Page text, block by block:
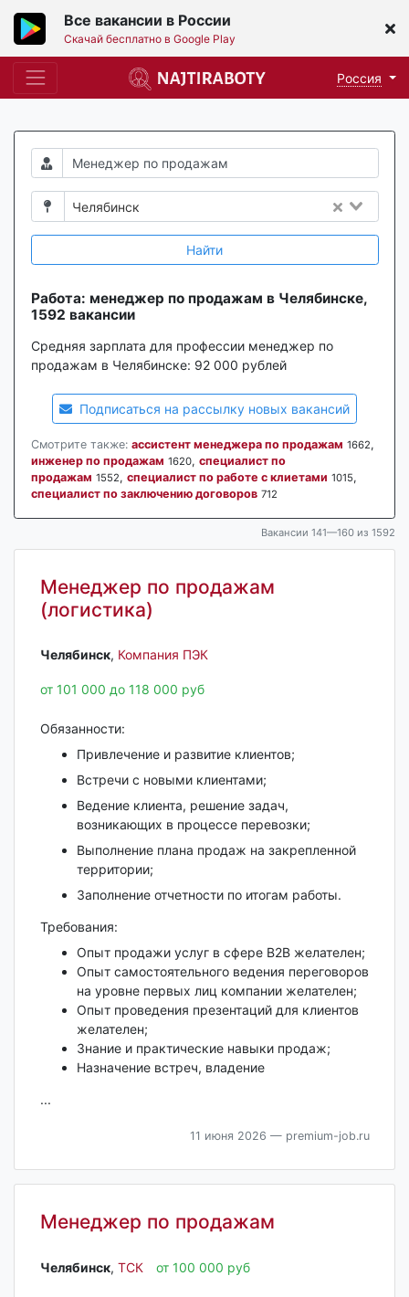
Все вакансии в России
Скачай бесплатно в Google Play
Россия
Челябинск
Найти
Работа: менеджер по продажам в Челябинске,
1592 вакансии
Средняя зарплата для профессии менеджер по
продажам в Челябинске: 92 000 рублей
Подписаться на рассылку новых вакансий
Смотрите также: ассистент менеджера по продажам 1662,
инженер по продажам 1620, специалист по
продажам 1552, специалист по работе с клиетами 1015,
специалист по заключению договоров 712
Вакансии 141—160 из 1592
Менеджер по продажам
(логистика)
Челябинск‎, Компания ПЭК
от 101 000 до 118 000 руб
Обязанности:
Привлечение и развитие клиентов;
Встречи с новыми клиентами;
Ведение клиента, решение задач,
возникающих в процессе перевозки;
Выполнение плана продаж на закрепленной
территории;
Заполнение отчетности по итогам работы.
Требования:
Опыт продажи услуг в сфере B2B желателен;
Опыт самостоятельного ведения переговоров
на уровне первых лиц компании желателен;
Опыт проведения презентаций для клиентов
желателен;
Знание и практические навыки продаж;
Назначение встреч, владение
...
11 июня 2026 — premium-job.ru
Менеджер по продажам
Челябинск‎, ТСК от 100 000 руб